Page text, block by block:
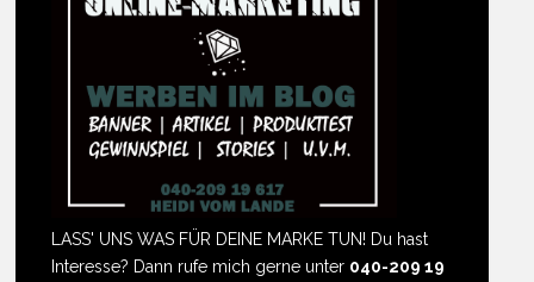
LASS' UNS WAS FÜR DEINE MARKE TUN! Du hast
Interesse? Dann rufe mich gerne unter 040-209 19